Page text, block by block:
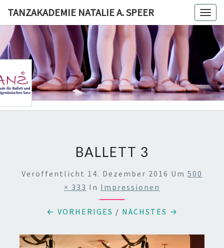
content
TANZAKADEMIE NATALIE A. SPEER
BALLETT 3
Veröffentlicht 14. Dezember 2016 Um 500
× 333 In Impressionen
← VORHERIGES / NÄCHSTES →